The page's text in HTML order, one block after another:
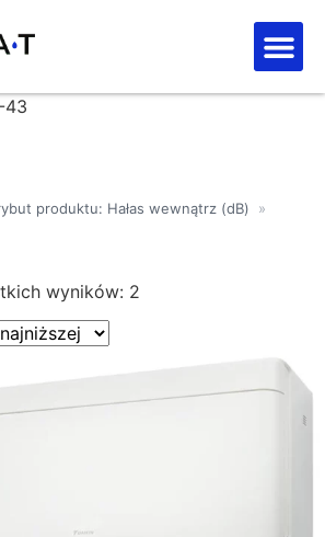
43
produktu: Hałas wewnątrz (dB)
»
wyników: 2